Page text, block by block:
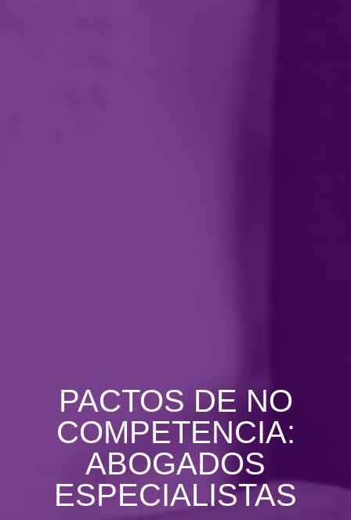
PACTOS DE NO
COMPETENCIA:
ABOGADOS
ESPECIALISTAS